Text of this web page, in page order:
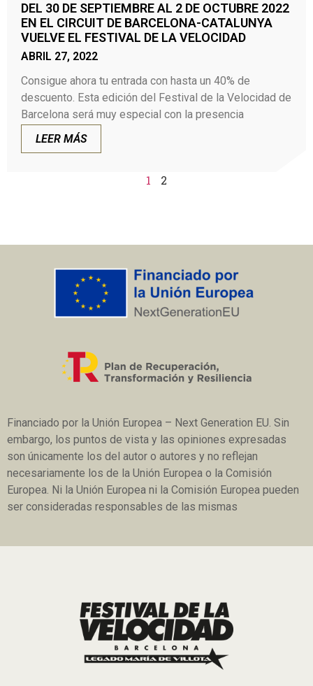
DEL 30 DE SEPTIEMBRE AL 2 DE OCTUBRE 2022
EN EL CIRCUIT DE BARCELONA-CATALUNYA
VUELVE EL FESTIVAL DE LA VELOCIDAD
ABRIL 27, 2022
Consigue ahora tu entrada con hasta un 40% de
descuento. Esta edición del Festival de la Velocidad de
Barcelona será muy especial con la presencia
LEER MÁS
1 2
Financiado por la Unión Europea – Next Generation EU. Sin
embargo, los puntos de vista y las opiniones expresadas
son únicamente los del autor o autores y no reflejan
necesariamente los de la Unión Europea o la Comisión
Europea. Ni la Unión Europea ni la Comisión Europea pueden
ser consideradas responsables de las mismas